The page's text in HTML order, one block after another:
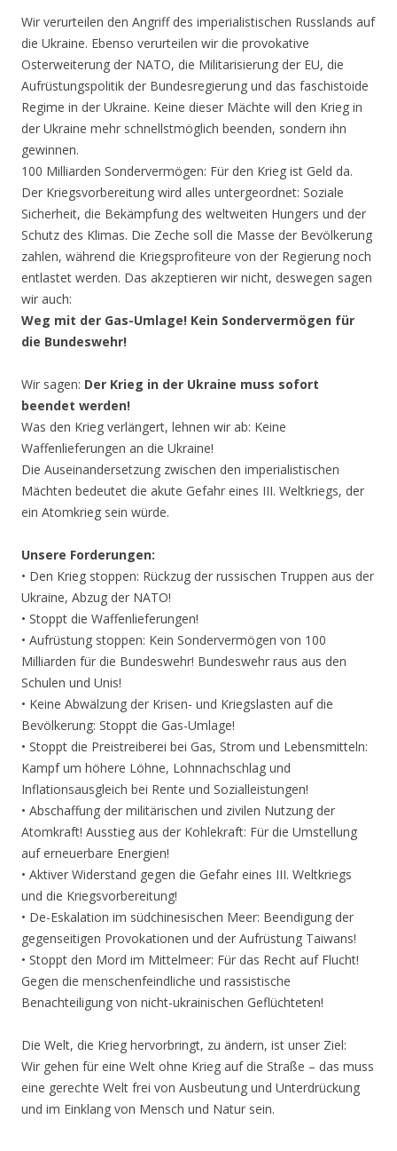
Wir verurteilen den Angriff des imperialistischen Russlands auf
die Ukraine. Ebenso verurteilen wir die provokative
Osterweiterung der NATO, die Militarisierung der EU, die
Aufrüstungspolitik der Bundesregierung und das faschistoide
Regime in der Ukraine. Keine dieser Mächte will den Krieg in
der Ukraine mehr schnellstmöglich beenden, sondern ihn
gewinnen.
100 Milliarden Sondervermögen: Für den Krieg ist Geld da.
Der Kriegsvorbereitung wird alles untergeordnet: Soziale
Sicherheit, die Bekämpfung des weltweiten Hungers und der
Schutz des Klimas. Die Zeche soll die Masse der Bevölkerung
zahlen, während die Kriegsprofiteure von der Regierung noch
entlastet werden. Das akzeptieren wir nicht, deswegen sagen
wir auch:
Weg mit der Gas-Umlage! Kein Sondervermögen für
die Bundeswehr!
Wir sagen: Der Krieg in der Ukraine muss sofort
beendet werden!
Was den Krieg verlängert, lehnen wir ab: Keine
Waffenlieferungen an die Ukraine!
Die Auseinandersetzung zwischen den imperialistischen
Mächten bedeutet die akute Gefahr eines III. Weltkriegs, der
ein Atomkrieg sein würde.
Unsere Forderungen:
• Den Krieg stoppen: Rückzug der russischen Truppen aus der
Ukraine, Abzug der NATO!
• Stoppt die Waffenlieferungen!
• Aufrüstung stoppen: Kein Sondervermögen von 100
Milliarden für die Bundeswehr! Bundeswehr raus aus den
Schulen und Unis!
• Keine Abwälzung der Krisen- und Kriegslasten auf die
Bevölkerung: Stoppt die Gas-Umlage!
• Stoppt die Preistreiberei bei Gas, Strom und Lebensmitteln:
Kampf um höhere Löhne, Lohnnachschlag und
Inflationsausgleich bei Rente und Sozialleistungen!
• Abschaffung der militärischen und zivilen Nutzung der
Atomkraft! Ausstieg aus der Kohlekraft: Für die Umstellung
auf erneuerbare Energien!
• Aktiver Widerstand gegen die Gefahr eines III. Weltkriegs
und die Kriegsvorbereitung!
• De-Eskalation im südchinesischen Meer: Beendigung der
gegenseitigen Provokationen und der Aufrüstung Taiwans!
• Stoppt den Mord im Mittelmeer: Für das Recht auf Flucht!
Gegen die menschenfeindliche und rassistische
Benachteiligung von nicht-ukrainischen Geflüchteten!
Die Welt, die Krieg hervorbringt, zu ändern, ist unser Ziel:
Wir gehen für eine Welt ohne Krieg auf die Straße – das muss
eine gerechte Welt frei von Ausbeutung und Unterdrückung
und im Einklang von Mensch und Natur sein.